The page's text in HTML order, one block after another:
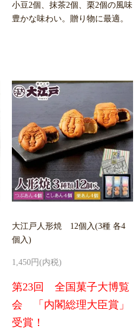
小豆2個、抹茶2個、栗2個の風味
豊かな味わい。贈り物に最適。
大江戸人形焼 12個入(3種 各4
個入)
1,450円(内税)
第23回 全国菓子大博覧
会 「内閣総理大臣賞」
受賞！